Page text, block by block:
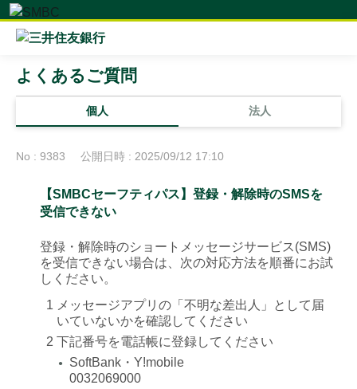
個人 法人
よくあるご質問
No : 9383 公開日時 : 2025/09/12 17:10
【SMBCセーフティパス】登録・解除時のSMSを
受信できない
登録・解除時のショートメッセージサービス(SMS)
を受信できない場合は、次の対応方法を順番にお試
しください。
1 メッセージアプリの「不明な差出人」として届
いていないかを確認してください
2 下記番号を電話帳に登録してください
●
SoftBank・Y!mobile
0032069000